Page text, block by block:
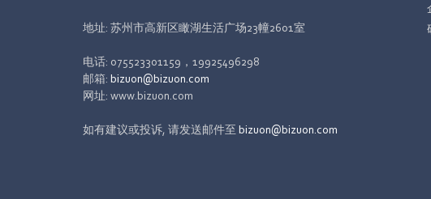
地址: 苏州市高新区瞰湖生活广场23幢2601室
电话: 075523301159，19925496298
邮箱: bizuon@bizuon.com
网址: www.bizuon.com
如有建议或投诉, 请发送邮件至 bizuon@bizuon.com